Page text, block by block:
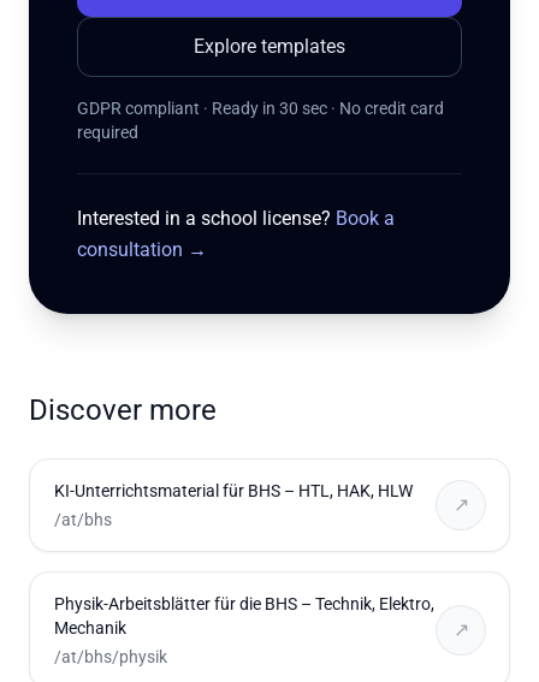
Explore templates
GDPR compliant · Ready in 30 sec · No credit card
required
Interested in a school license? Book a
consultation →
Discover more
KI-Unterrichtsmaterial für BHS – HTL, HAK, HLW
/at/bhs
↗
Physik-Arbeitsblätter für die BHS – Technik, Elektro,
Mechanik
/at/bhs/physik
↗